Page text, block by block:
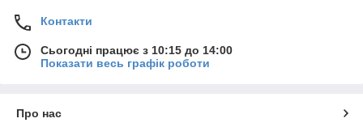
Контакти
Сьогодні працює з 10:15 до 14:00
Показати весь графік роботи
Про нас